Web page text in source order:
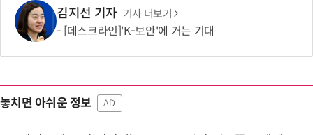
김지선 기자 기사 더보기
[데스크라인]'K-보안'에 거는 기대
놓치면 아쉬운 정보 AD